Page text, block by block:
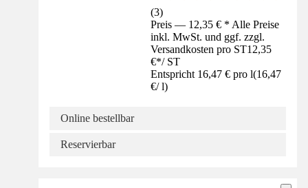
(3)
Preis — 12,35 € * Alle Preise
inkl. MwSt. und ggf. zzgl.
Versandkosten pro ST12,35
€*/ ST
Entspricht 16,47 € pro l(16,47
€/ l)
Online bestellbar
Reservierbar